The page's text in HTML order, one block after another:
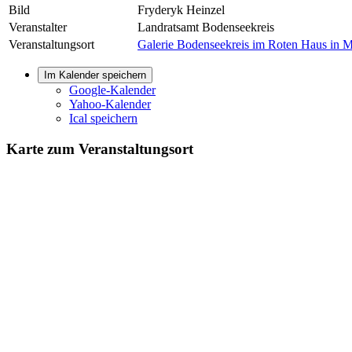
Bild
Fryderyk Heinzel
Veranstalter
Landratsamt Bodenseekreis
Veranstaltungsort
Galerie Bodenseekreis im Roten Haus in
Im Kalender speichern
Google-Kalender
Yahoo-Kalender
Ical speichern
Karte zum Veranstaltungsort